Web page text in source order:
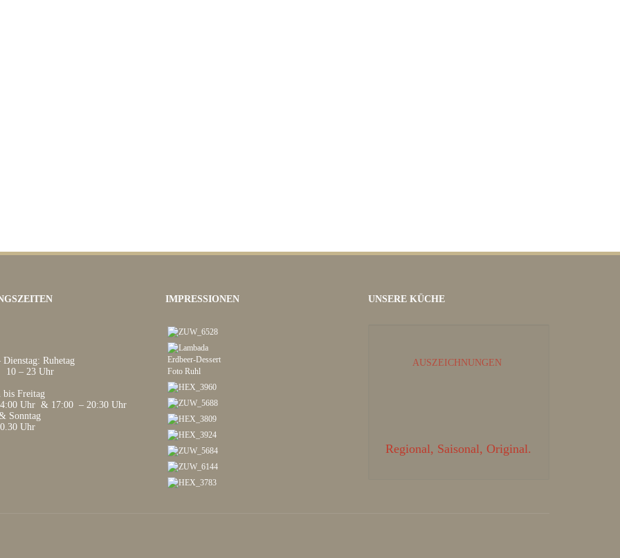
Ruhetag
– 23 Uhr
Freitag
Uhr & 17:00 – 20:30 Uhr
Sonntag
Uhr
IMPRESSIONEN UNSERE KÜCHE
AUSZEICHNUNGEN
Regional, Saisonal, Original.